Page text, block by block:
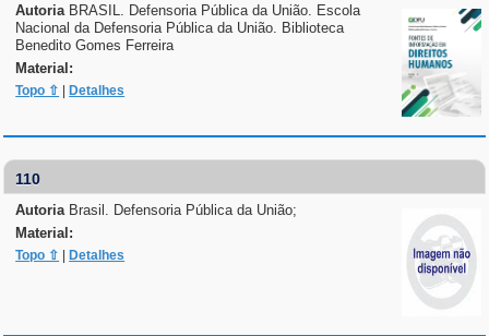
Autoria BRASIL. Defensoria Pública da União. Escola
Nacional da Defensoria Pública da União. Biblioteca
Benedito Gomes Ferreira
Material:
Topo ⇧ Detalhes
110
Autoria Brasil. Defensoria Pública da União;
Material:
Topo ⇧ Detalhes